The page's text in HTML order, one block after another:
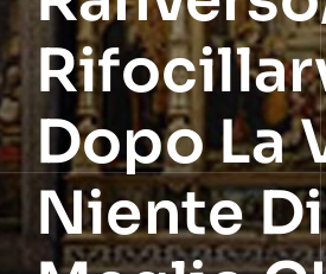
Dopo La
Niente Di